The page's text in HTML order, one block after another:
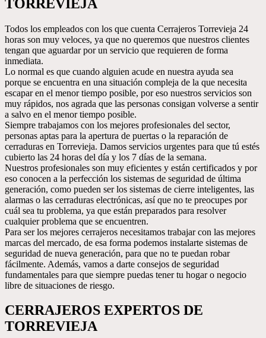
TORREVIEJA
Todos los empleados con los que cuenta Cerrajeros Torrevieja 24
horas son muy veloces, ya que no queremos que nuestros clientes
tengan que aguardar por un servicio que requieren de forma
inmediata.
Lo normal es que cuando alguien acude en nuestra ayuda sea
porque se encuentra en una situación compleja de la que necesita
escapar en el menor tiempo posible, por eso nuestros servicios son
muy rápidos, nos agrada que las personas consigan volverse a sentir
a salvo en el menor tiempo posible.
Siempre trabajamos con los mejores profesionales del sector,
personas aptas para la apertura de puertas o la reparación de
cerraduras en Torrevieja. Damos servicios urgentes para que tú estés
cubierto las 24 horas del día y los 7 días de la semana.
Nuestros profesionales son muy eficientes y están certificados y por
eso conocen a la perfección los sistemas de seguridad de última
generación, como pueden ser los sistemas de cierre inteligentes, las
alarmas o las cerraduras electrónicas, así que no te preocupes por
cuál sea tu problema, ya que están preparados para resolver
cualquier problema que se encuentren.
Para ser los mejores cerrajeros necesitamos trabajar con las mejores
marcas del mercado, de esa forma podemos instalarte sistemas de
seguridad de nueva generación, para que no te puedan robar
fácilmente. Además, vamos a darte consejos de seguridad
fundamentales para que siempre puedas tener tu hogar o negocio
libre de situaciones de riesgo.
CERRAJEROS EXPERTOS DE
TORREVIEJA